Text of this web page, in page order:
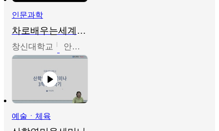
인문과학
차로배우는세계문화
창신대학교 안소영
예술ㆍ체육